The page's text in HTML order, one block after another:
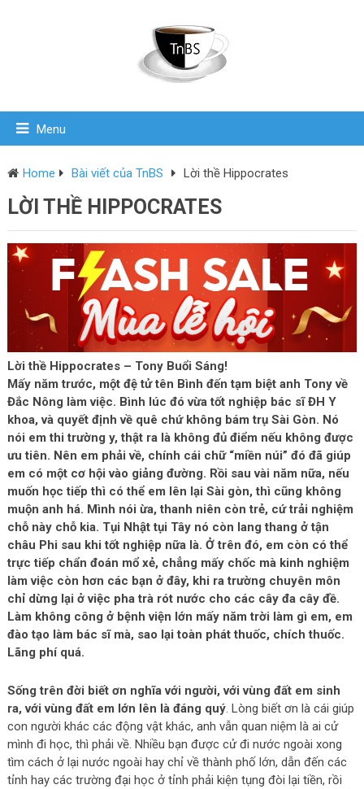
Menu
Home Bài viết của TnBS Lời thề Hippocrates
LỜI THỀ HIPPOCRATES
Lời thề Hippocrates – Tony Buổi Sáng!
Mấy năm trước, một đệ tử tên Bình đến tạm biệt anh Tony về
Đắc Nông làm việc. Bình lúc đó vừa tốt nghiệp bác sĩ ĐH Y
khoa, và quyết định về quê chứ không bám trụ Sài Gòn. Nó
nói em thi trường y, thật ra là không đủ điểm nếu không được
ưu tiên. Nên em phải về, chính cái chữ “miền núi” đó đã giúp
em có một cơ hội vào giảng đường. Rồi sau vài năm nữa, nếu
muốn học tiếp thì có thể em lên lại Sài gòn, thì cũng không
muộn anh há. Mình nói ừa, thanh niên còn trẻ, cứ trải nghiệm
chỗ này chỗ kia. Tụi Nhật tụi Tây nó còn lang thang ở tận
châu Phi sau khi tốt nghiệp nữa là. Ở trên đó, em còn có thể
trực tiếp chẩn đoán mổ xẻ, chẳng mấy chốc mà kinh nghiệm
làm việc còn hơn các bạn ở đây, khi ra trường chuyên môn
chỉ dừng lại ở việc pha trà rót nước cho các cây đa cây đề.
Làm không công ở bệnh viện lớn mấy năm trời làm gì em, em
đào tạo làm bác sĩ mà, sao lại toàn phát thuốc, chích thuốc.
Lãng phí quá.
Sống trên đời biết ơn nghĩa với người, với vùng đất em sinh
ra, với vùng đất em lớn lên là đáng quý. Lòng biết ơn là cái giúp
con người khác các động vật khác, anh vẫn quan niệm là ai cử
mình đi học, thì phải về. Nhiều bạn được cử đi nước ngoài xong
tìm cách ở lại nước ngoài hay chỉ về thành phố lớn, dẫn đến các
tỉnh hay các trường đại học ở tỉnh phải kiện tụng đòi lại tiền, rồi